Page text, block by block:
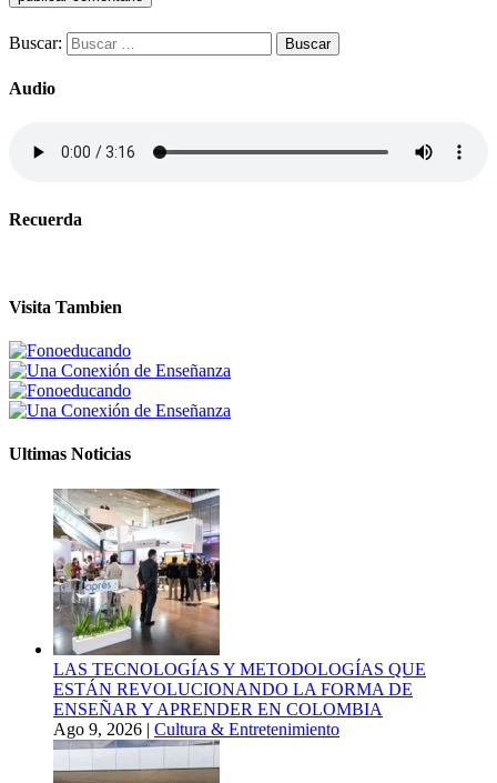
Buscar:
Audio
Recuerda
Visita Tambien
Ultimas Noticias
LAS TECNOLOGÍAS Y METODOLOGÍAS QUE
ESTÁN REVOLUCIONANDO LA FORMA DE
ENSEÑAR Y APRENDER EN COLOMBIA
Ago 9, 2026 | Cultura & Entretenimiento